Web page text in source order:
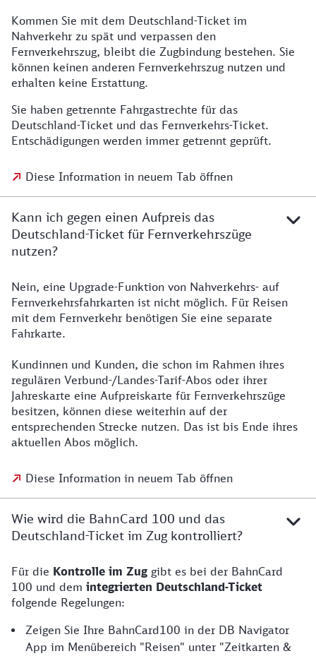
Kommen Sie mit dem Deutschland-Ticket im
Nahverkehr zu spät und verpassen den
Fernverkehrszug, bleibt die Zugbindung bestehen. Sie
können keinen anderen Fernverkehrszug nutzen und
erhalten keine Erstattung.
Sie haben getrennte Fahrgastrechte für das
Deutschland-Ticket und das Fernverkehrs-Ticket.
Entschädigungen werden immer getrennt geprüft.
Diese Information in neuem Tab öffnen
Kann ich gegen einen Aufpreis das
Deutschland-Ticket für Fernverkehrszüge
nutzen?
Nein, eine Upgrade-Funktion von Nahverkehrs- auf
Fernverkehrsfahrkarten ist nicht möglich. Für Reisen
mit dem Fernverkehr benötigen Sie eine separate
Fahrkarte.
Kundinnen und Kunden, die schon im Rahmen ihres
regulären Verbund-/Landes-Tarif-Abos oder ihrer
Jahreskarte eine Aufpreiskarte für Fernverkehrszüge
besitzen, können diese weiterhin auf der
entsprechenden Strecke nutzen. Das ist bis Ende ihres
aktuellen Abos möglich.
Diese Information in neuem Tab öffnen
Wie wird die BahnCard 100 und das
Deutschland-Ticket im Zug kontrolliert?
Für die Kontrolle im Zug gibt es bei der BahnCard
100 und dem integrierten Deutschland-Ticket
folgende Regelungen:
Zeigen Sie Ihre BahnCard100 in der DB Navigator
App im Menübereich "Reisen" unter "Zeitkarten &